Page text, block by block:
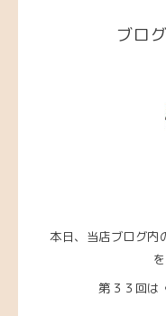
ブロ
本日、当店ブログ内
第３３回は